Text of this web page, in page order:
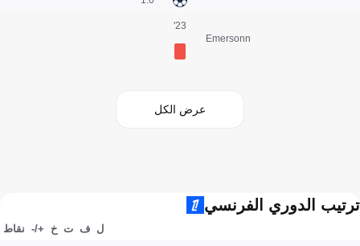
Emersonn
23'
عرض الكل
ترتيب الدوري الفرنسي
ل ف ت خ +/- نقاط